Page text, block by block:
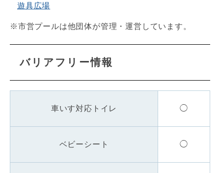
遊具広場
※市営プールは他団体が管理・運営しています。
バリアフリー情報
車いす対応トイレ ◯
ベビーシート ◯